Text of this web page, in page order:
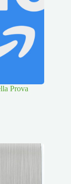
Prova